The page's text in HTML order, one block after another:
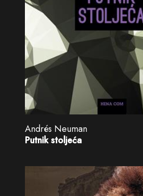
Andrés Neuman
Putnik stoljeća